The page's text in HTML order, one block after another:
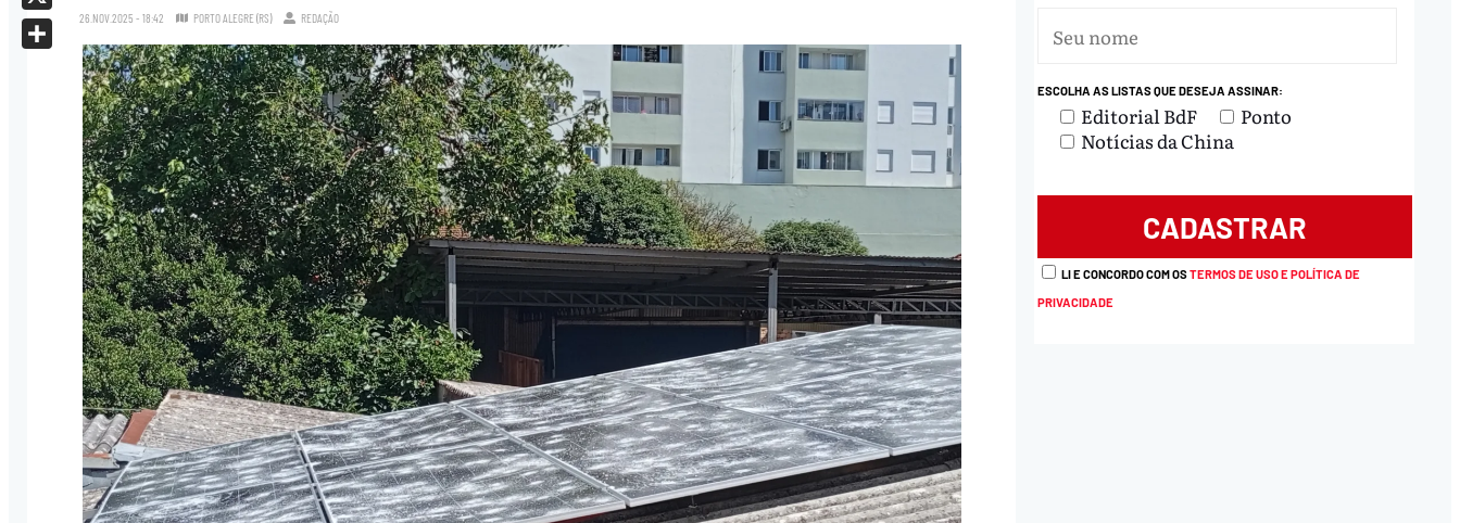
26.NOV.2025 - 18:42 PORTO ALEGRE (RS) REDAÇÃO
X
ESCOLHA AS LISTAS QUE DESEJA ASSINAR:
Editorial BdF
Ponto
Notícias da China
LI E CONCORDO COM OSTERMOS DE USO E POLÍTICA DE
PRIVACIDADE